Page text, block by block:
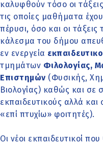
καλυφθούν τόσο οι
τις οποίες μαθήματα
πέρυσι, όσο και οι τάξεις
κάλεσμα του δήμου
εν ενεργεία
τμημάτων Φιλολογίας,
Επιστημών (Φυσικής,
Βιολογίας) καθώς και σε
εκπαιδευτικούς αλλά και
«επί πτυχίω» φοιτητές).
Οι νέοι εκπαιδευτικοί